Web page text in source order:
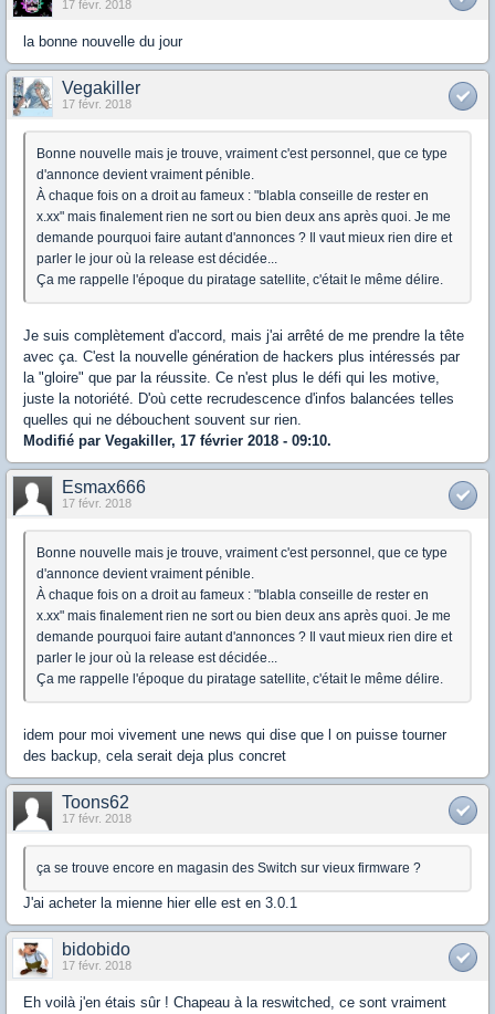
17 févr. 2018
la bonne nouvelle du jour
Vegakiller
17 févr. 2018
Bonne nouvelle mais je trouve, vraiment c'est personnel, que ce type
d'annonce devient vraiment pénible.
À chaque fois on a droit au fameux : "blabla conseille de rester en
x.xx" mais finalement rien ne sort ou bien deux ans après quoi. Je me
demande pourquoi faire autant d'annonces ? Il vaut mieux rien dire et
parler le jour où la release est décidée...
Ça me rappelle l'époque du piratage satellite, c'était le même délire.
Je suis complètement d'accord, mais j'ai arrêté de me prendre la tête
avec ça. C'est la nouvelle génération de hackers plus intéressés par
la "gloire" que par la réussite. Ce n'est plus le défi qui les motive,
juste la notoriété. D'où cette recrudescence d'infos balancées telles
quelles qui ne débouchent souvent sur rien.
Modifié par Vegakiller, 17 février 2018 - 09:10.
Esmax666
17 févr. 2018
Bonne nouvelle mais je trouve, vraiment c'est personnel, que ce type
d'annonce devient vraiment pénible.
À chaque fois on a droit au fameux : "blabla conseille de rester en
x.xx" mais finalement rien ne sort ou bien deux ans après quoi. Je me
demande pourquoi faire autant d'annonces ? Il vaut mieux rien dire et
parler le jour où la release est décidée...
Ça me rappelle l'époque du piratage satellite, c'était le même délire.
idem pour moi vivement une news qui dise que l on puisse tourner
des backup, cela serait deja plus concret
Toons62
17 févr. 2018
ça se trouve encore en magasin des Switch sur vieux firmware ?
J'ai acheter la mienne hier elle est en 3.0.1
bidobido
17 févr. 2018
Eh voilà j'en étais sûr ! Chapeau à la reswitched, ce sont vraiment